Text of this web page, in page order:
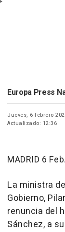
Europa Press
Jueves, 6 febrero
Actualizado: 12:36
MADRID 6
La ministra
Gobierno,
renuncia del
Sánchez, a